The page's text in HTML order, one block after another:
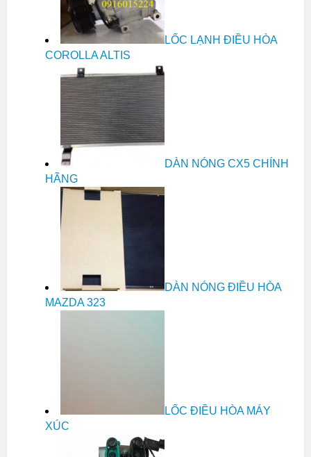
LỐC LẠNH ĐIỀU HÒA
COROLLA ALTIS
DÀN NÓNG CX5 CHÍNH
HÃNG
DÀN NÓNG ĐIỀU HÒA
MAZDA 323
LỐC ĐIỀU HÒA MÁY
XÚC